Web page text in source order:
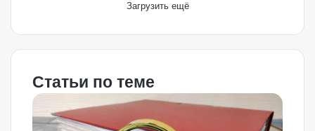
Загрузить ещё
Статьи по теме